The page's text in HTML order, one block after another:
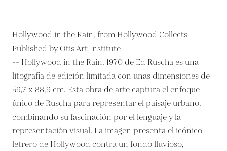
Hollywood in the Rain, from Hollywood Collects -
Published by Otis Art Institute
-- Hollywood in the Rain, 1970 de Ed Ruscha es una
litografía de edición limitada con unas dimensiones de
59,7 x 88,9 cm. Esta obra de arte captura el enfoque
único de Ruscha para representar el paisaje urbano,
combinando su fascinación por el lenguaje y la
representación visual. La imagen presenta el icónico
letrero de Hollywood contra un fondo lluvioso,